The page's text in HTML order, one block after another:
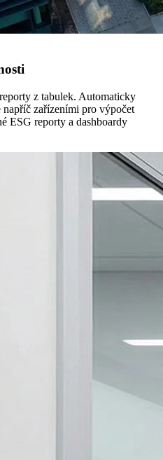
z tabulek. Automaticky
napříč zařízeními pro výpočet
ESG reporty a dashboardy